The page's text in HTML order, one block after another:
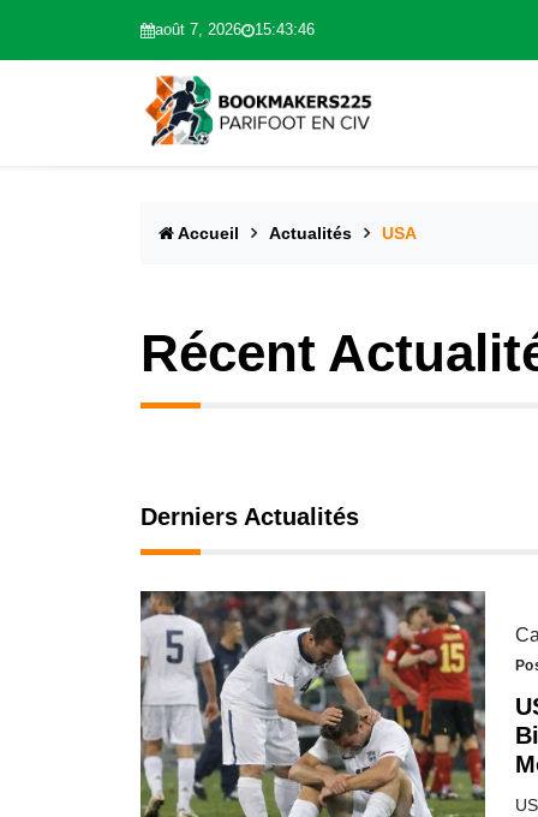
août 7, 2026 15:43:47
Accueil Actualités USA
Récent
Derniers Actualités